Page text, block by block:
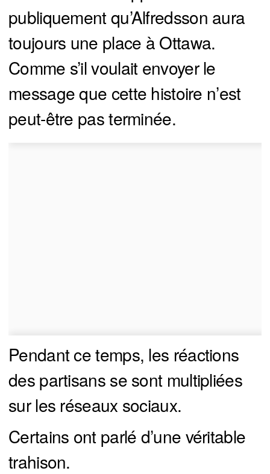
publiquement qu’Alfredsson aura
toujours une place à Ottawa.
Comme s’il voulait envoyer le
message que cette histoire n’est
peut-être pas terminée.
Pendant ce temps, les réactions
des partisans se sont multipliées
sur les réseaux sociaux.
Certains ont parlé d’une véritable
trahison.